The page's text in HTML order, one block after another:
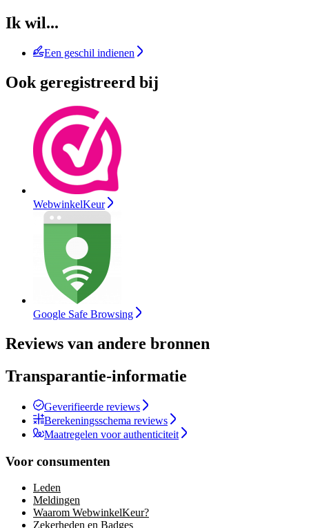
Ik wil...
Een geschil indienen
Ook geregistreerd bij
WebwinkelKeur
Google Safe Browsing
Reviews van andere bronnen
Transparantie-informatie
Geverifieerde reviews
Berekeningsschema reviews
Maatregelen voor authenticiteit
Voor consumenten
Leden
Meldingen
Waarom WebwinkelKeur?
Zekerheden en Badges